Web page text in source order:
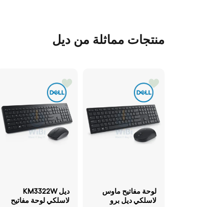
منتجات مماثلة من ديل
لوحة مفاتيح ماوس
لاسلكي ديل برو
ديل KM3322W
لاسلكي لوحة مفاتيح